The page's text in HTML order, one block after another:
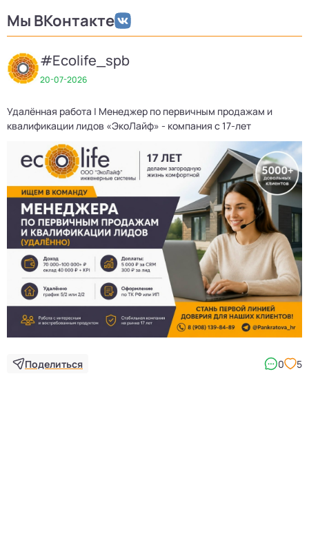
Мы ВКонтакте
#Ecolife_spb
20-07-2026
Удалённая работа | Менеджер по первичным продажам и
квалификации лидов «ЭкоЛайф» - компания с 17-лет
Поделиться 0 5